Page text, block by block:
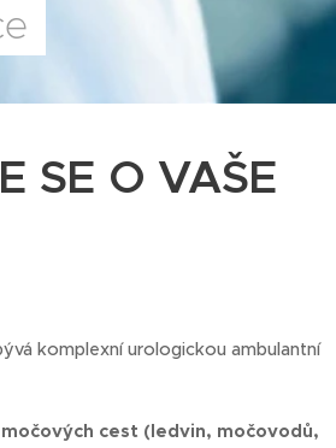
SE O VAŠE
komplexní urologickou ambulantní
cest (ledvin, močovodů,